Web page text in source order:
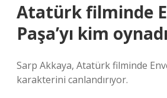
Atatürk filminde
Paşa’yı kim
Sarp Akkaya, Atatürk filminde
karakterini canlandırıyor.